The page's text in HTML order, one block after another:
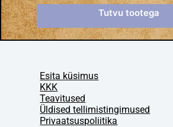
Tutvu tootega
Esita küsimus
KKK
Teavitused
Üldised tellimistingimused
Privaatsuspoliitika